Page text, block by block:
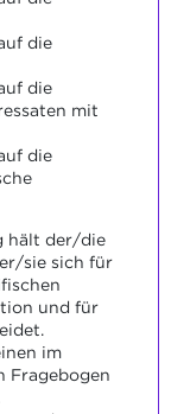
die
die
mit
die
hält der/die
sie sich für
und für
im
Fragebogen